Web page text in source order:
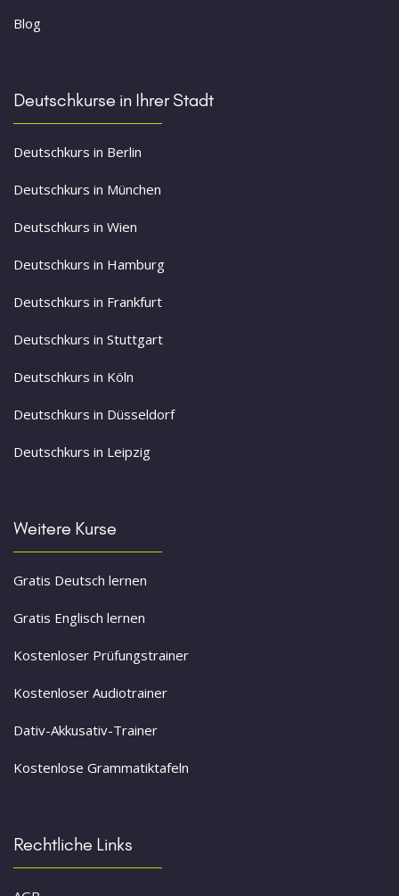
Blog
Deutschkurse in Ihrer Stadt
Deutschkurs in Berlin
Deutschkurs in München
Deutschkurs in Wien
Deutschkurs in Hamburg
Deutschkurs in Frankfurt
Deutschkurs in Stuttgart
Deutschkurs in Köln
Deutschkurs in Düsseldorf
Deutschkurs in Leipzig
Weitere Kurse
Gratis Deutsch lernen
Gratis Englisch lernen
Kostenloser Prüfungstrainer
Kostenloser Audiotrainer
Dativ-Akkusativ-Trainer
Kostenlose Grammatiktafeln
Rechtliche Links